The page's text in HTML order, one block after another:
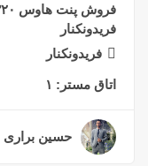
فریدونکنار
فریدونکنار
اتاق مستر: ۱
حسین براری